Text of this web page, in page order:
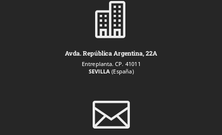

Avda. República Argentina, 22A
Entreplanta. CP. 41011
SEVILLA (España)
